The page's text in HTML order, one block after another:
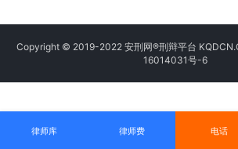
Copyright © 2019-2022 安刑网®刑辩平台
16014031号-6
律师库 律师费 电话